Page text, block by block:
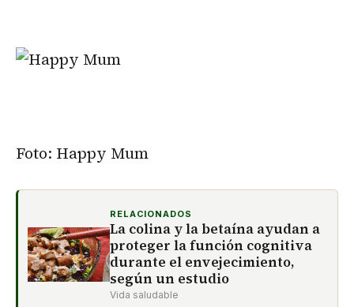
Foto: Happy Mum
RELACIONADOS
La colina y la betaína ayudan a
proteger la función cognitiva
durante el envejecimiento,
según un estudio
Vida saludable